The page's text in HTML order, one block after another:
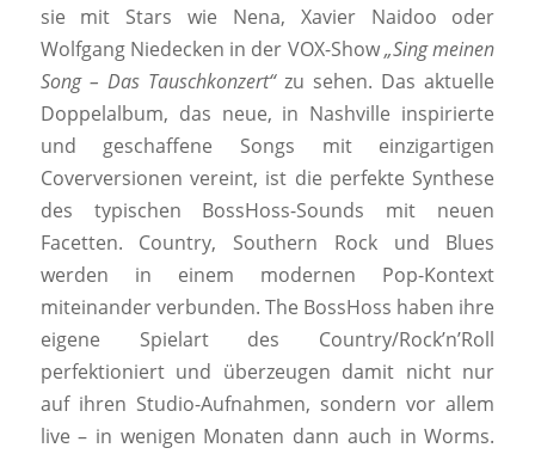
sie mit Stars wie Nena, Xavier Naidoo oder
Wolfgang Niedecken in der VOX-Show„Sing meinen
Song – Das Tauschkonzert“zu sehen. Das aktuelle
Doppelalbum, das neue, in Nashville inspirierte
und geschaffene Songs mit einzigartigen
Coverversionen vereint, ist die perfekte Synthese
des typischen BossHoss-Sounds mit neuen
Facetten. Country, Southern Rock und Blues
werden in einem modernen Pop-Kontext
miteinander verbunden. The BossHoss haben ihre
eigene Spielart des Country/Rock’n’Roll
perfektioniert und überzeugen damit nicht nur
auf ihren Studio-Aufnahmen, sondern vor allem
live – in wenigen Monaten dann auch in Worms.